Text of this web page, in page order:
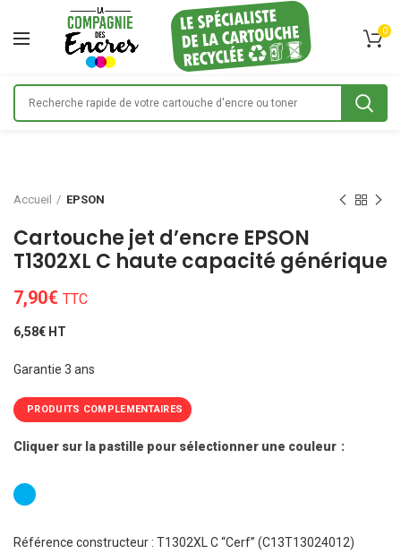
0
Accueil EPSON
Cartouche jet d’encre EPSON
T1302XL C haute capacité générique
7,90€ TTC
6,58€ HT
Garantie 3 ans
PRODUITS COMPLEMENTAIRES
Cliquer sur la pastille pour sélectionner une couleur
Référence constructeur : T1302XL C “Cerf” (C13T13024012)